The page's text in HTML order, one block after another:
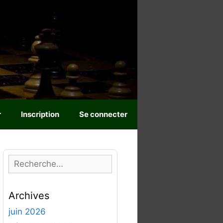
Inscription Se connecter
e
h
e
Archives
juin 2026